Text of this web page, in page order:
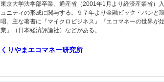
東京大学法学部卒業、通産省（2001年1月より経済産業省）
ュニティの形成に関与する。９７年より金融ビック・バンと
唱。主な著書に『マイクロビジネス』『エコマネーの世界が
業』（日本経済評論社）などがある。
くりやまエコマネー研究所